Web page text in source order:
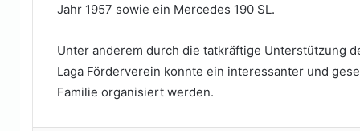
Jahr 1957 sowie ein Mercedes 190 SL.
Unter anderem durch die tatkräftige Unterstützung
Laga Förderverein konnte ein interessanter und
Familie organisiert werden.